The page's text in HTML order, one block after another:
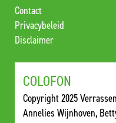
Contact
Privacybeleid
Disclaimer
COLOFON
Copyright 2025
Annelies Wijnhoven,